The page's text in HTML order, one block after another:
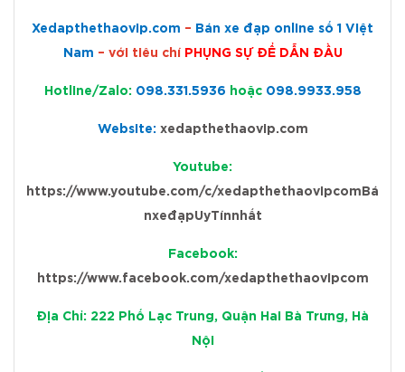
Xedapthethaovip.com – Bán xe đạp online số 1 Việt
Nam – với tiêu chí PHỤNG SỰ ĐỂ DẪN ĐẦU
Hotline/Zalo: 098.331.5936 hoặc 098.9933.958
Website: xedapthethaovip.com
Youtube:
https://www.youtube.com/c/xedapthethaovipcomBá
nxeđạpUyTínnhất
Facebook:
https://www.facebook.com/xedapthethaovipcom
Địa Chỉ: 222 Phố Lạc Trung, Quận Hai Bà Trưng, Hà
Nội